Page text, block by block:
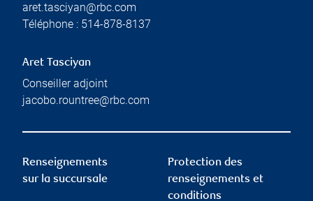
aret.tasciyan@rbc.com
Téléphone : 514-878-8137
Aret Tasciyan
Conseiller adjoint
jacobo.rountree@rbc.com
Renseignements
sur la succursale
Protection des
renseignements et
conditions